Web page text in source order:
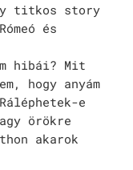
hogy jobban
még vagy csukd be
titkos story
és
hibái? Mit
hogy anyám
e
örökre
akarok